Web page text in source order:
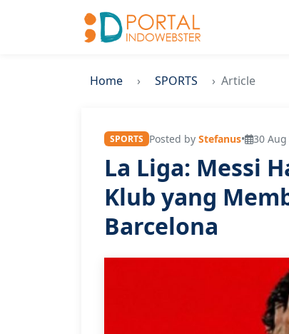
Home SPORTS Article
SPORTS Posted by Stefanus• 30
La Liga: Messi
Klub yang
Barcelona